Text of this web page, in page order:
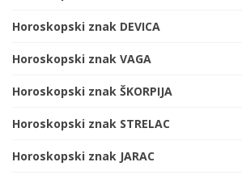
Horoskopski znak DEVICA
Horoskopski znak VAGA
Horoskopski znak ŠKORPIJA
Horoskopski znak STRELAC
Horoskopski znak JARAC